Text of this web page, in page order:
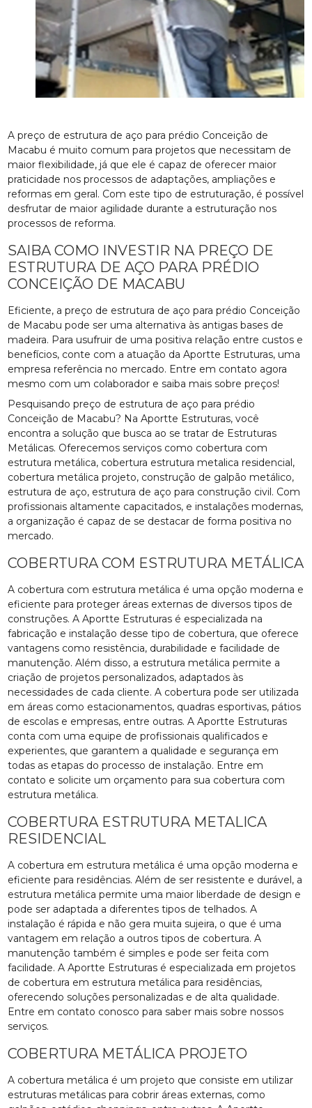
A preço de estrutura de aço para prédio Conceição de
Macabu é muito comum para projetos que necessitam de
maior flexibilidade, já que ele é capaz de oferecer maior
praticidade nos processos de adaptações, ampliações e
reformas em geral. Com este tipo de estruturação, é possível
desfrutar de maior agilidade durante a estruturação nos
processos de reforma.
SAIBA COMO INVESTIR NA PREÇO DE
ESTRUTURA DE AÇO PARA PRÉDIO
CONCEIÇÃO DE MACABU
Eficiente, a preço de estrutura de aço para prédio Conceição
de Macabu pode ser uma alternativa às antigas bases de
madeira. Para usufruir de uma positiva relação entre custos e
benefícios, conte com a atuação da Aportte Estruturas, uma
empresa referência no mercado. Entre em contato agora
mesmo com um colaborador e saiba mais sobre preços!
Pesquisando preço de estrutura de aço para prédio
Conceição de Macabu? Na Aportte Estruturas, você
encontra a solução que busca ao se tratar de Estruturas
Metálicas. Oferecemos serviços como cobertura com
estrutura metálica, cobertura estrutura metalica residencial,
cobertura metálica projeto, construção de galpão metálico,
estrutura de aço, estrutura de aço para construção civil. Com
profissionais altamente capacitados, e instalações modernas,
a organização é capaz de se destacar de forma positiva no
mercado.
COBERTURA COM ESTRUTURA METÁLICA
A cobertura com estrutura metálica é uma opção moderna e
eficiente para proteger áreas externas de diversos tipos de
construções. A Aportte Estruturas é especializada na
fabricação e instalação desse tipo de cobertura, que oferece
vantagens como resistência, durabilidade e facilidade de
manutenção. Além disso, a estrutura metálica permite a
criação de projetos personalizados, adaptados às
necessidades de cada cliente. A cobertura pode ser utilizada
em áreas como estacionamentos, quadras esportivas, pátios
de escolas e empresas, entre outras. A Aportte Estruturas
conta com uma equipe de profissionais qualificados e
experientes, que garantem a qualidade e segurança em
todas as etapas do processo de instalação. Entre em
contato e solicite um orçamento para sua cobertura com
estrutura metálica.
COBERTURA ESTRUTURA METALICA
RESIDENCIAL
A cobertura em estrutura metálica é uma opção moderna e
eficiente para residências. Além de ser resistente e durável, a
estrutura metálica permite uma maior liberdade de design e
pode ser adaptada a diferentes tipos de telhados. A
instalação é rápida e não gera muita sujeira, o que é uma
vantagem em relação a outros tipos de cobertura. A
manutenção também é simples e pode ser feita com
facilidade. A Aportte Estruturas é especializada em projetos
de cobertura em estrutura metálica para residências,
oferecendo soluções personalizadas e de alta qualidade.
Entre em contato conosco para saber mais sobre nossos
serviços.
COBERTURA METÁLICA PROJETO
A cobertura metálica é um projeto que consiste em utilizar
estruturas metálicas para cobrir áreas externas, como